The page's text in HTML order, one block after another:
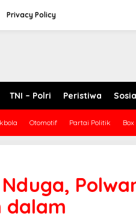
Privacy Policy
TNI – Polri Peristiwa
Otomotif Partai Politik
dalam